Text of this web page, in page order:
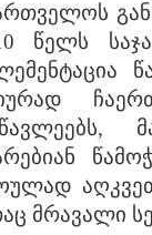
წელს
მრავალი